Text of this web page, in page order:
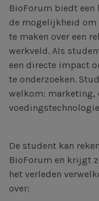
BioForum biedt een
de mogelijkheid om
te maken over een
werkveld. Als
een directe impact
te onderzoeken.
welkom: marketing,
De student kan
BioForum en krijgt
het verleden
over: